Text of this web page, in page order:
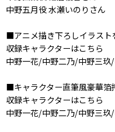
中野五月役 水瀬いのりさん
■アニメ描き下ろしイラスト
収録キャラクターはこちら
中野一花/中野二乃/中野三玖
■キャラクター直筆風豪華箔
収録キャラクターはこちら
中野一花/中野二乃/中野三玖